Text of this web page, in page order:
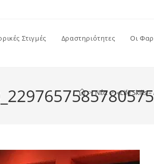
Στιγμές Δραστηριότητες Οι
> Νέα > «Life Skills